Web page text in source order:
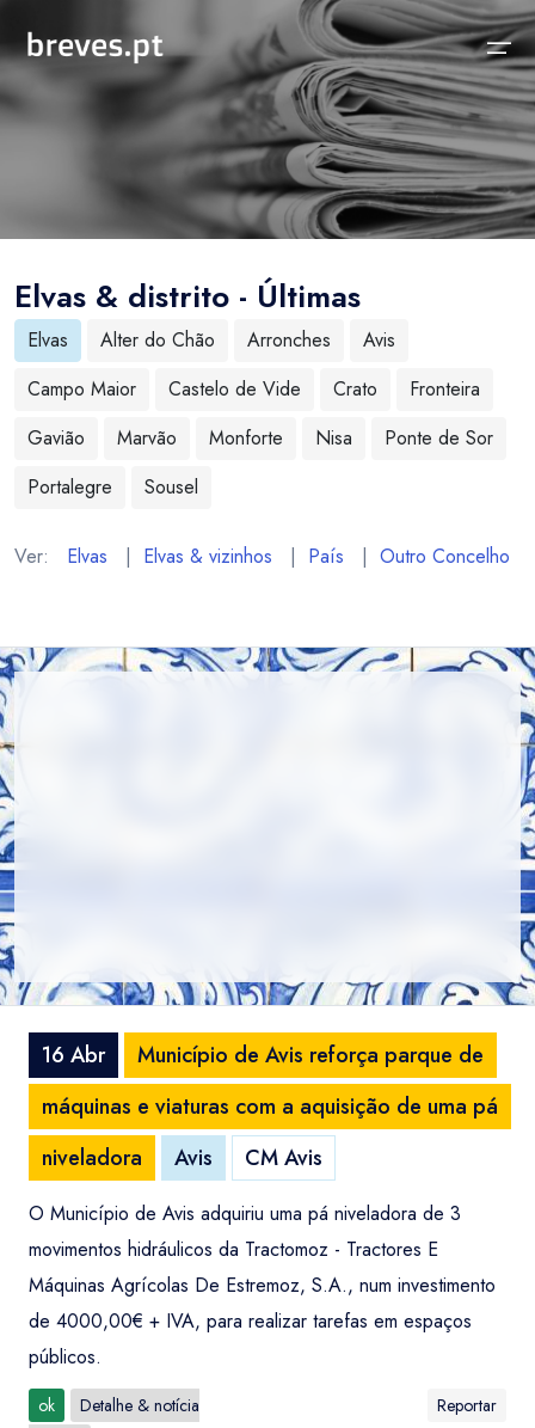
Notícias
Concelhos Vizinhos
Distrito
País
Temas
Sobre
Funcionalidades
As nossas Fontes
Perguntas Frequentes
Contactos
Elvas & distrito - Últimas
Elvas Alter do Chão Arronches
Avis
Campo Maior
Castelo de Vide Crato
Fronteira
Gavião
Marvão Monforte Nisa
Ponte de Sor
Portalegre
Sousel
Ver: Elvas | Elvas & vizinhos | País | Outro Concelho
16 Abr
Município de Avis reforça parque de
máquinas e viaturas com a aquisição de uma pá
niveladora
Avis CM Avis
O Município de Avis adquiriu uma pá niveladora de 3
movimentos hidráulicos da Tractomoz - Tractores E
Máquinas Agrícolas De Estremoz, S.A., num investimento
de 4000,00€ + IVA, para realizar tarefas em espaços
públicos.
ok
Detalhe & notícia
Reportar